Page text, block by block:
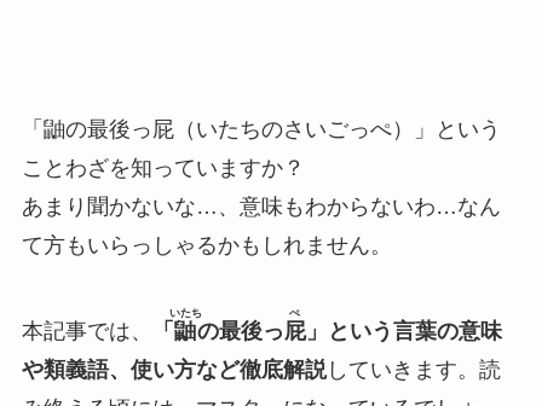
「鼬の最後っ屁（いたちのさいごっぺ）」という
ことわざを知っていますか？
あまり聞かないな…、意味もわからないわ…なん
て方もいらっしゃるかもしれません。
本記事では、 「 鼬
いたち
の最後っ屁
ぺ
」という言葉の意味
や類義語、使い方など徹底解説していきます。読